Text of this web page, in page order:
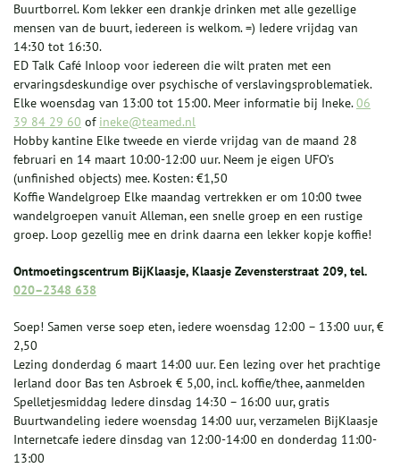
Buurtborrel. Kom lekker een drankje drinken met alle gezellige
mensen van de buurt, iedereen is welkom. =) Iedere vrijdag van
14:30 tot 16:30.
ED Talk Café Inloop voor iedereen die wilt praten met een
ervaringsdeskundige over psychische of verslavingsproblematiek.
Elke woensdag van 13:00 tot 15:00. Meer informatie bij Ineke.06
39 84 29 60 of ineke@teamed.nl
Hobby kantine Elke tweede en vierde vrijdag van de maand 28
februari en 14 maart 10:00-12:00 uur. Neem je eigen UFO’s
(unfinished objects) mee. Kosten: €1,50
Koffie Wandelgroep Elke maandag vertrekken er om 10:00 twee
wandelgroepen vanuit Alleman, een snelle groep en een rustige
groep. Loop gezellig mee en drink daarna een lekker kopje koffie!
Ontmoetingscentrum BijKlaasje, Klaasje Zevensterstraat 209, tel.
020–2348 638
Soep! Samen verse soep eten, iedere woensdag 12:00 – 13:00 uur, €
2,50
Lezing donderdag 6 maart 14:00 uur. Een lezing over het prachtige
Ierland door Bas ten Asbroek € 5,00, incl. koffie/thee, aanmelden
Spelletjesmiddag Iedere dinsdag 14:30 – 16:00 uur, gratis
Buurtwandeling iedere woensdag 14:00 uur, verzamelen BijKlaasje
Internetcafe iedere dinsdag van 12:00-14:00 en donderdag 11:00-
13:00